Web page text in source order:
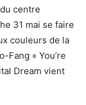
centre
31 mai se faire
couleurs de la
Fang « You’re
Dream vient